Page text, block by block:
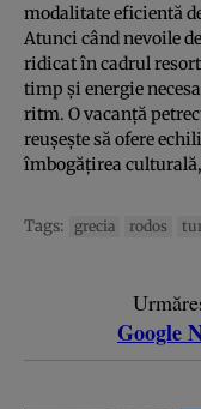
modalitate eficientă
Atunci când nevoile
ridicat în cadrul
timp și energie
ritm. O vacanță
reușește să ofere
îmbogățirea
Tags: grecia rodos
Google